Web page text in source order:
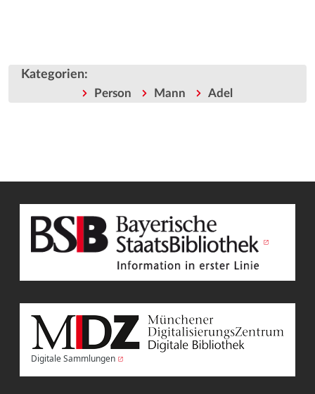
Kategorien:
Person Mann Adel
Digitale Sammlungen